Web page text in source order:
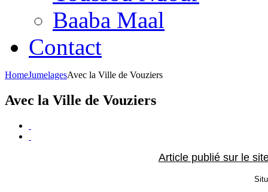
Baaba Maal
Contact
HomeJumelagesAvec la Ville de Vouziers
Avec la Ville de Vouziers
Article publié sur le